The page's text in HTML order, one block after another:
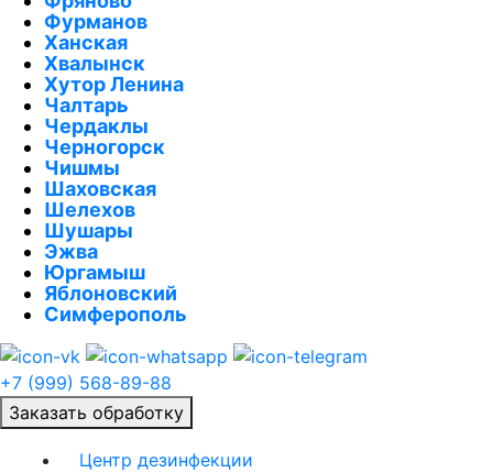
Фурманов
Ханская
Хвалынск
Хутор Ленина
Чалтарь
Чердаклы
Черногорск
Чишмы
Шаховская
Шелехов
Шушары
Эжва
Юргамыш
Яблоновский
Симферополь
+7 (999) 568-89-88
Заказать обработку
Центр дезинфекции